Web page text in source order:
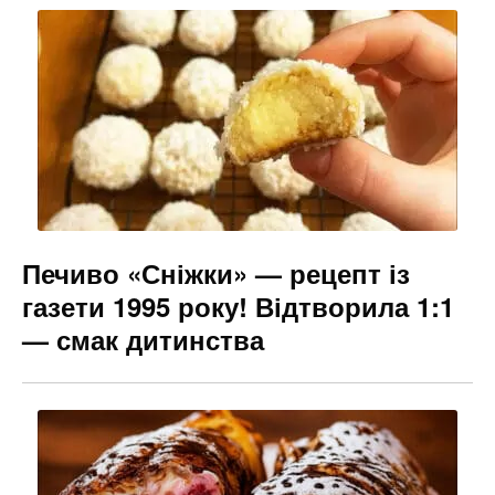
o
k
m n
g
er
Печиво «Сніжки» — рецепт із
газети 1995 року! Відтворила 1:1
— смак дитинства